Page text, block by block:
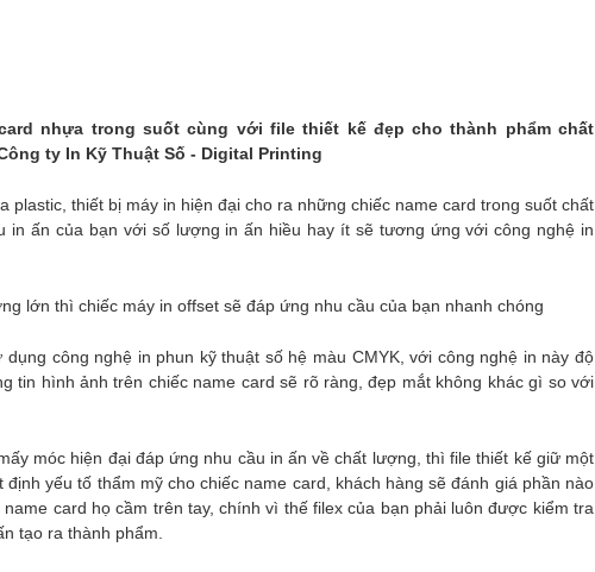
nhựa trong suốt cùng với file thiết kế đẹp cho thành phẩm chất
ty In Kỹ Thuật Số - Digital Printing
plastic, thiết bị máy in hiện đại cho ra những chiếc name card trong suốt chất
in ấn của bạn với số lượng in ấn hiều hay ít sẽ tương ứng với công nghệ in
lớn thì chiếc máy in offset sẽ đáp ứng nhu cầu của bạn nhanh chóng
công nghệ in phun kỹ thuật số hệ màu CMYK, với công nghệ in này độ
tin hình ảnh trên chiếc name card sẽ rõ ràng, đẹp mắt không khác gì so với
móc hiện đại đáp ứng nhu cầu in ấn về chất lượng, thì file thiết kế giữ một
định yếu tố thẩm mỹ cho chiếc name card, khách hàng sẽ đánh giá phần nào
card họ cầm trên tay, chính vì thế filex của bạn phải luôn được kiểm tra
tạo ra thành phẩm.